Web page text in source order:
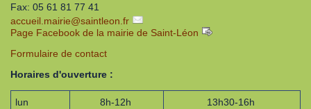
Fax: 05 61 81 77 41
accueil.mairie@saintleon.fr
Page Facebook de la mairie de Saint-Léon
Formulaire de contact
Horaires d'ouverture :
lun 8h-12h 13h30-16h